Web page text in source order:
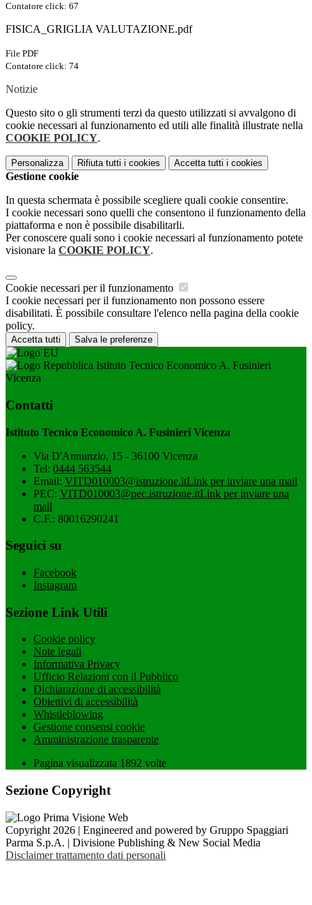
Contatore click: 67
FISICA_GRIGLIA VALUTAZIONE.pdf
File PDF
Contatore click: 74
Notizie
Questo sito o gli strumenti terzi da questo utilizzati si avvalgono di
cookie necessari al funzionamento ed utili alle finalità illustrate nella
COOKIE POLICY.
Personalizza Rifiuta tutti i cookies Accetta tutti i cookies
Gestione cookie
In questa schermata è possibile scegliere quali cookie consentire.
I cookie necessari sono quelli che consentono il funzionamento della
piattaforma e non è possibile disabilitarli.
Per conoscere quali sono i cookie necessari al funzionamento potete
visionare la COOKIE POLICY.
Cookie necessari per il funzionamento
I cookie necessari per il funzionamento non possono essere
disabilitati. È possibile consultare l'elenco nella pagina della cookie
policy.
Accetta tutti Salva le preferenze
Istituto Tecnico Economico A. Fusinieri
Vicenza
Contatti
Istituto Tecnico Economico A. Fusinieri Vicenza
Via D'Annunzio, 15 - 36100 Vicenza
Tel: 0444 563544
Email: VITD010003@istruzione.itLink per inviare una mail
PEC: VITD010003@pec.istruzione.itLink per inviare una
mail
C.F.: 80016290241
Seguici su
Facebook
Instagram
Sezione Link Utili
Cookie policy
Note legali
Informativa Privacy
Ufficio Relazioni con il Pubblico
Dichiarazione di accessibilità
Obiettivi di accessibilità
Whistleblowing
Gestione consensi cookie
Amministrazione trasparente
Pagina visualizzata 1892 volte
Sezione Copyright
Copyright 2026 | Engineered and powered by Gruppo Spaggiari
Parma S.p.A. | Divisione Publishing & New Social Media
Disclaimer trattamento dati personali